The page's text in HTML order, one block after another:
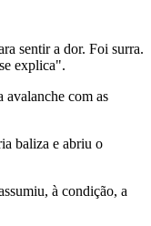
sentir a dor. Foi surra.
explica".
avalanche com as
baliza e abriu o
à condição, a